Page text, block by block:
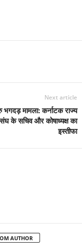
Next article
मामला: कर्नाटक राज्य
के सचिव और कोषाध्यक्ष का
इस्तीफा
AUTHOR